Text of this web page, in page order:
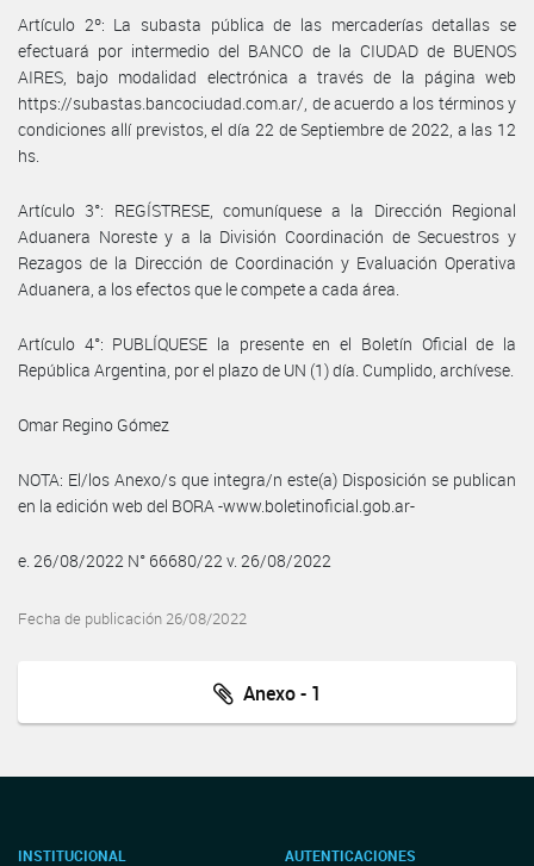
Artículo 2º: La subasta pública de las mercaderías detallas se
efectuará por intermedio del BANCO de la CIUDAD de BUENOS
AIRES, bajo modalidad electrónica a través de la página web
https://subastas.bancociudad.com.ar/, de acuerdo a los términos y
condiciones allí previstos, el día 22 de Septiembre de 2022, a las 12
hs.
Artículo 3°: REGÍSTRESE, comuníquese a la Dirección Regional
Aduanera Noreste y a la División Coordinación de Secuestros y
Rezagos de la Dirección de Coordinación y Evaluación Operativa
Aduanera, a los efectos que le compete a cada área.
Artículo 4°: PUBLÍQUESE la presente en el Boletín Oficial de la
República Argentina, por el plazo de UN (1) día. Cumplido, archívese.
Omar Regino Gómez
NOTA: El/los Anexo/s que integra/n este(a) Disposición se publican
en la edición web del BORA -www.boletinoficial.gob.ar-
e. 26/08/2022 N° 66680/22 v. 26/08/2022
Fecha de publicación 26/08/2022
Anexo - 1
INSTITUCIONAL AUTENTICACIONES